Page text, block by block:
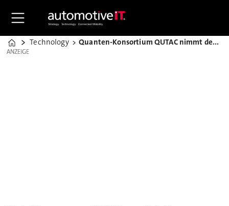
Home
Technology Quanten-Konsortium QUTAC nimmt den Dienst auf
ANZEIGE
ANZEIGE